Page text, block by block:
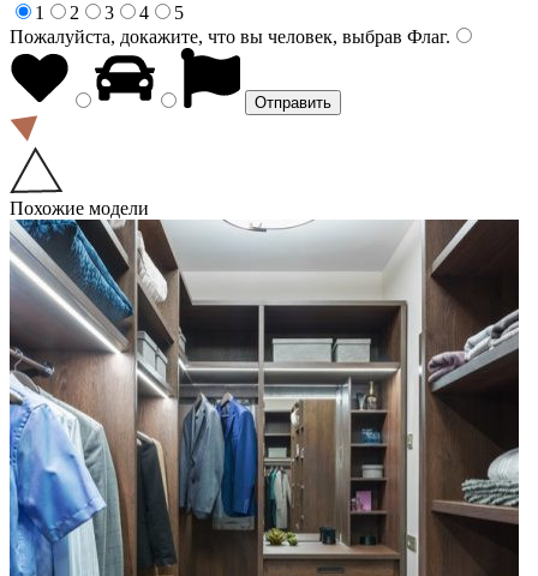
1
2 3 4
5
Пожалуйста, докажите, что вы человек, выбрав Флаг.
Похожие модели